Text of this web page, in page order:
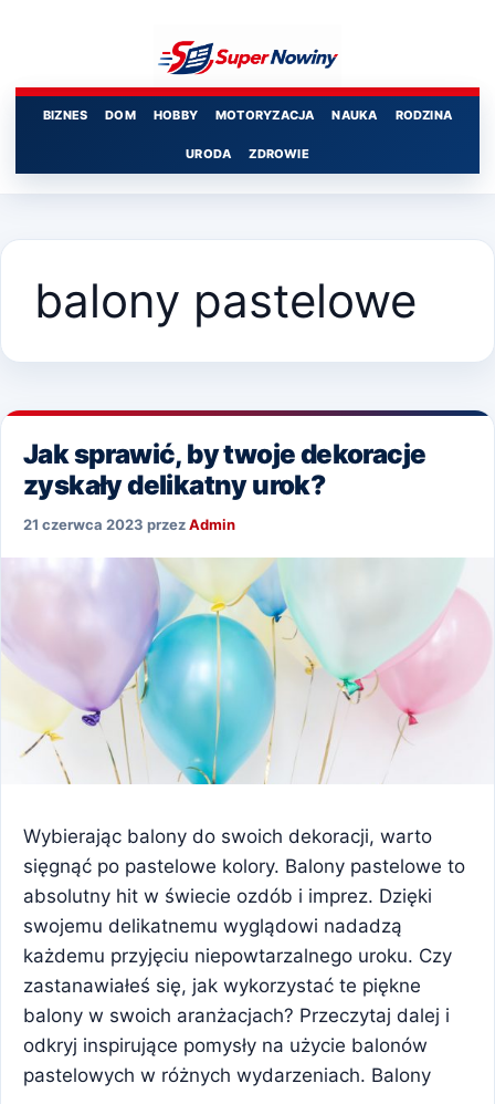
BIZNES DOM HOBBY MOTORYZACJA NAUKA RODZINA
URODA ZDROWIE
balony pastelowe
Jak sprawić, by twoje dekoracje
zyskały delikatny urok?
21 czerwca 2023 przezAdmin
Wybierając balony do swoich dekoracji, warto
sięgnąć po pastelowe kolory. Balony pastelowe to
absolutny hit w świecie ozdób i imprez. Dzięki
swojemu delikatnemu wyglądowi nadadzą
każdemu przyjęciu niepowtarzalnego uroku. Czy
zastanawiałeś się, jak wykorzystać te piękne
balony w swoich aranżacjach? Przeczytaj dalej i
odkryj inspirujące pomysły na użycie balonów
pastelowych w różnych wydarzeniach. Balony